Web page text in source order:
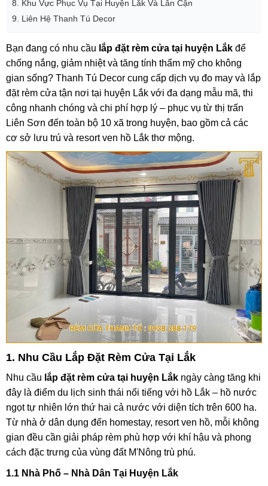
8. Khu Vực Phục Vụ Tại Huyện Lắk Và Lân Cận
9. Liên Hệ Thanh Tú Decor
Bạn đang có nhu cầu lắp đặt rèm cửa tại huyện Lắk để
chống nắng, giảm nhiệt và tăng tính thẩm mỹ cho không
gian sống? Thanh Tú Decor cung cấp dịch vụ đo may và lắp
đặt rèm cửa tận nơi tại huyện Lắk với đa dạng mẫu mã, thi
công nhanh chóng và chi phí hợp lý – phục vụ từ thị trấn
Liên Sơn đến toàn bộ 10 xã trong huyện, bao gồm cả các
cơ sở lưu trú và resort ven hồ Lắk thơ mộng.
1. Nhu Cầu Lắp Đặt Rèm Cửa Tại Lắk
Nhu cầu lắp đặt rèm cửa tại huyện Lắk ngày càng tăng khi
đây là điểm du lịch sinh thái nổi tiếng với hồ Lắk – hồ nước
ngọt tự nhiên lớn thứ hai cả nước với diện tích trên 600 ha.
Từ nhà ở dân dụng đến homestay, resort ven hồ, mỗi không
gian đều cần giải pháp rèm phù hợp với khí hậu và phong
cách đặc trưng của vùng đất M'Nông trù phú.
1.1 Nhà Phố – Nhà Dân Tại Huyện Lắk